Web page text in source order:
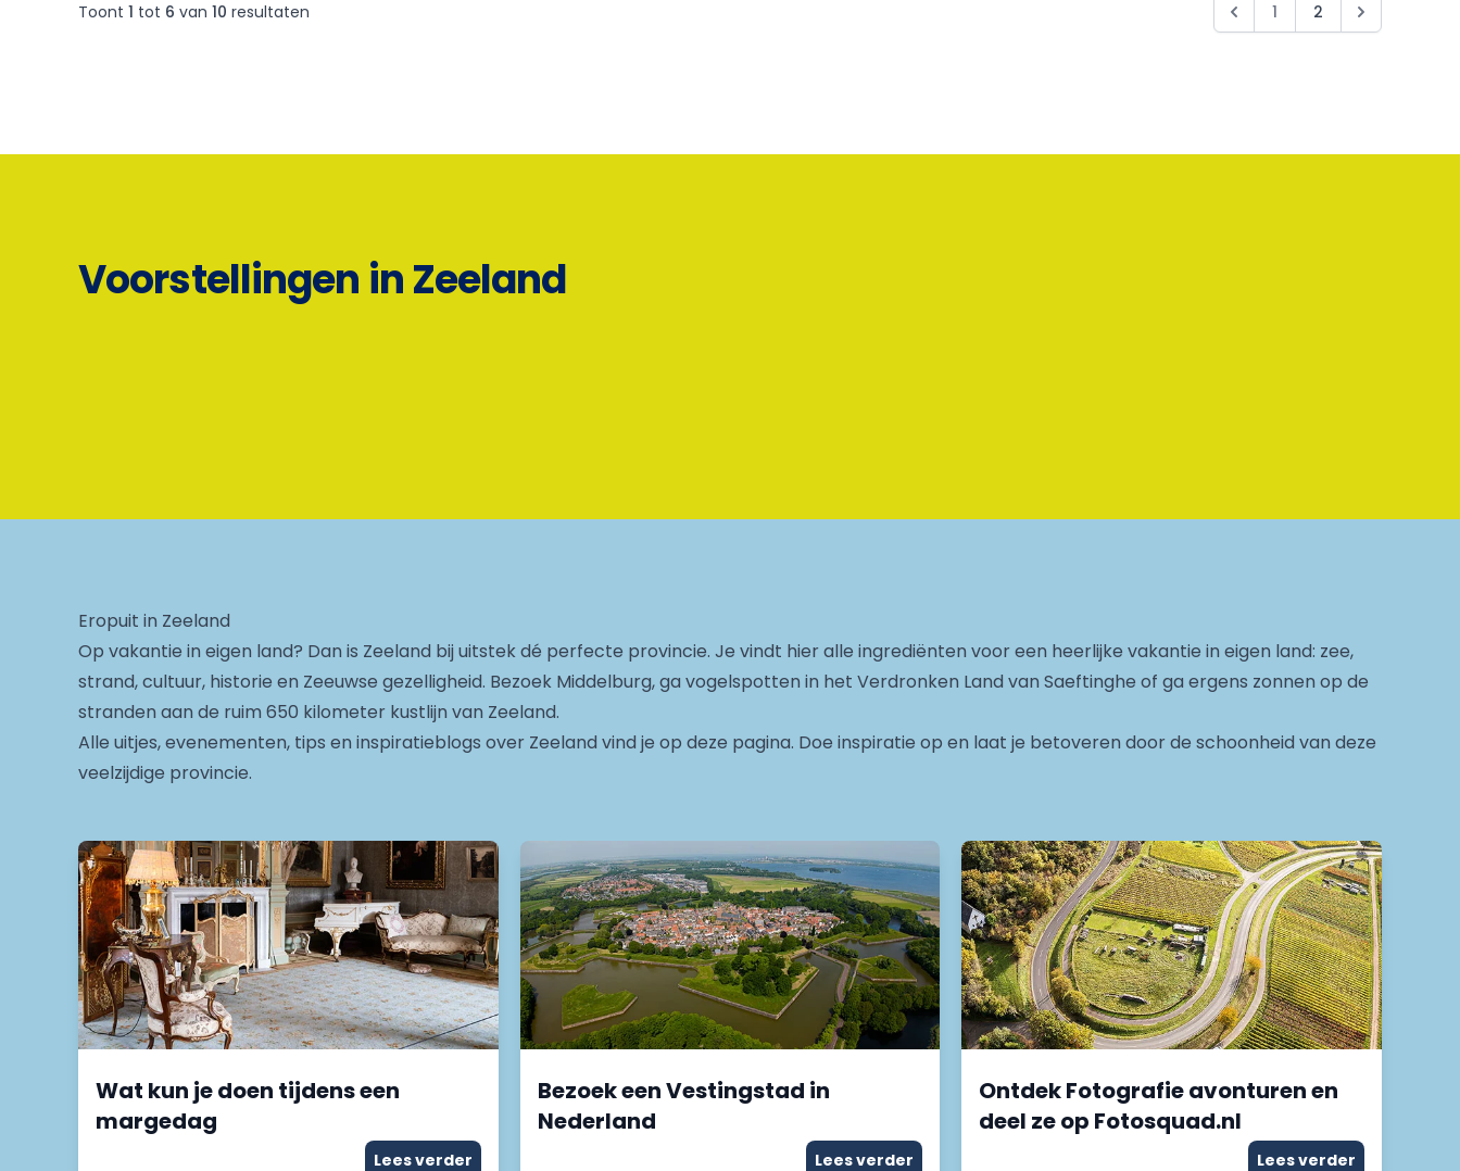
Toont 1 tot 6 van 10 resultaten 1 2
Voorstellingen in Zeeland
Eropuit in Zeeland
Op vakantie in eigen land? Dan is Zeeland bij uitstek dé perfecte provincie. Je vindt hier alle ingrediënten voor een heerlijke vakantie in eigen land: zee,
strand, cultuur, historie en Zeeuwse gezelligheid. Bezoek Middelburg, ga vogelspotten in het Verdronken Land van Saeftinghe of ga ergens zonnen op de
stranden aan de ruim 650 kilometer kustlijn van Zeeland.
Alle uitjes, evenementen, tips en inspiratieblogs over Zeeland vind je op deze pagina. Doe inspiratie op en laat je betoveren door de schoonheid van deze
veelzijdige provincie.
Wat kun je doen tijdens een
margedag
Lees verder
Bezoek een Vestingstad in
Nederland
Lees verder
Ontdek Fotografie avonturen en
deel ze op Fotosquad.nl
Lees verder